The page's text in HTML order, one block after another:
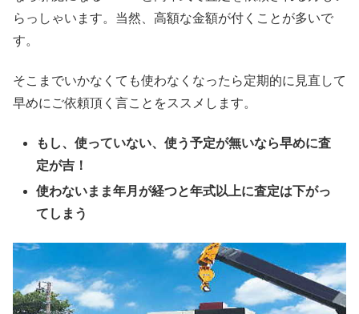
らっしゃいます。当然、高額な金額が付くことが多いで
す。
そこまでいかなくても使わなくなったら定期的に見直して
早めにご依頼頂く言ことをススメします。
もし、使っていない、使う予定が無いなら早めに査
定が吉！
使わないまま年月が経つと年式以上に査定は下がっ
てしまう